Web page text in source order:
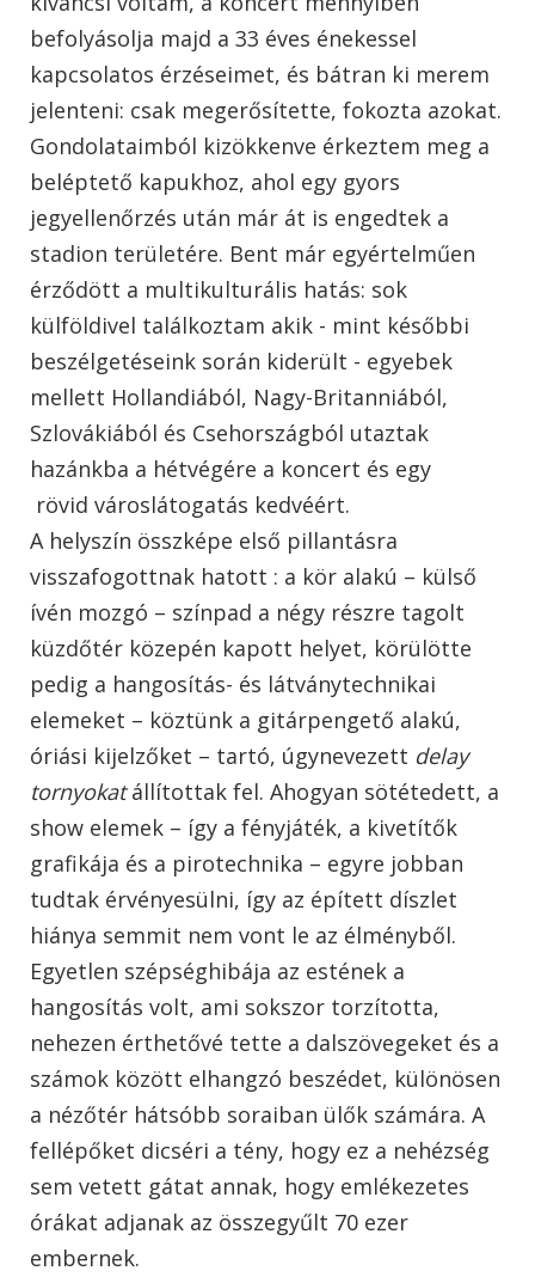
befolyásolja majd a 33 éves énekessel
kapcsolatos érzéseimet, és bátran ki merem
jelenteni: csak megerősítette, fokozta azokat.
Gondolataimból kizökkenve érkeztem meg a
beléptető kapukhoz, ahol egy gyors
jegyellenőrzés után már át is engedtek a
stadion területére. Bent már egyértelműen
érződött a multikulturális hatás: sok
külföldivel találkoztam akik - mint későbbi
beszélgetéseink során kiderült - egyebek
mellett Hollandiából, Nagy-Britanniából,
Szlovákiából és Csehországból utaztak
hazánkba a hétvégére a koncert és egy
rövid városlátogatás kedvéért.
A helyszín összképe első pillantásra
visszafogottnak hatott : a kör alakú – külső
ívén mozgó – színpad a négy részre tagolt
küzdőtér közepén kapott helyet, körülötte
pedig a hangosítás- és látványtechnikai
elemeket – köztünk a gitárpengető alakú,
óriási kijelzőket – tartó, úgynevezett delay
tornyokatállítottak fel. Ahogyan sötétedett, a
show elemek – így a fényjáték, a kivetítők
grafikája és a pirotechnika – egyre jobban
tudtak érvényesülni, így az épített díszlet
hiánya semmit nem vont le az élményből.
Egyetlen szépséghibája az estének a
hangosítás volt, ami sokszor torzította,
nehezen érthetővé tette a dalszövegeket és a
számok között elhangzó beszédet, különösen
a nézőtér hátsóbb soraiban ülők számára. A
fellépőket dicséri a tény, hogy ez a nehézség
sem vetett gátat annak, hogy emlékezetes
órákat adjanak az összegyűlt 70 ezer
embernek.